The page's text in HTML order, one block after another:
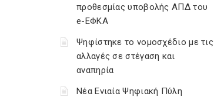
προθεσμίας υποβολής ΑΠΔ του
e-ΕΦΚΑ
Ψηφίστηκε το νομοσχέδιο με τις
αλλαγές σε στέγαση και
αναπηρία
Νέα Ενιαία Ψηφιακή Πύλη